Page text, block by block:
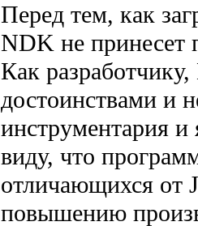
Перед тем, как
NDK не принесет
Как
достоинствами и
инструментария
виду, что
отличающихся от
повышению